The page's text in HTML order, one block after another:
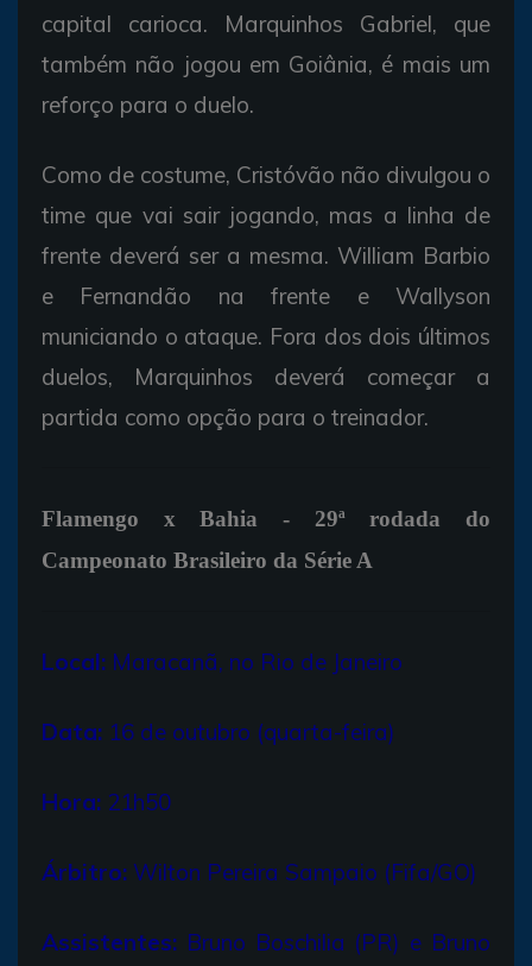
capital carioca. Marquinhos Gabriel, que
também não jogou em Goiânia, é mais um
reforço para o duelo.
Como de costume, Cristóvão não divulgou o
time que vai sair jogando, mas a linha de
frente deverá ser a mesma. William Barbio
e Fernandão na frente e Wallyson
municiando o ataque. Fora dos dois últimos
duelos, Marquinhos deverá começar a
partida como opção para o treinador.
Flamengo x Bahia - 29ª rodada do
Campeonato Brasileiro da Série A
Local: Maracanã, no Rio de Janeiro
Data: 16 de outubro (quarta-feira)
Hora: 21h50
Árbitro: Wilton Pereira Sampaio (Fifa/GO)
Assistentes: Bruno Boschilia (PR) e Bruno